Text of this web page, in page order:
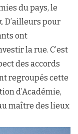
du pays, le
D’ailleurs pour
ont
la rue. C’est
des accords
regroupés cette
d’Académie,
maître des lieux